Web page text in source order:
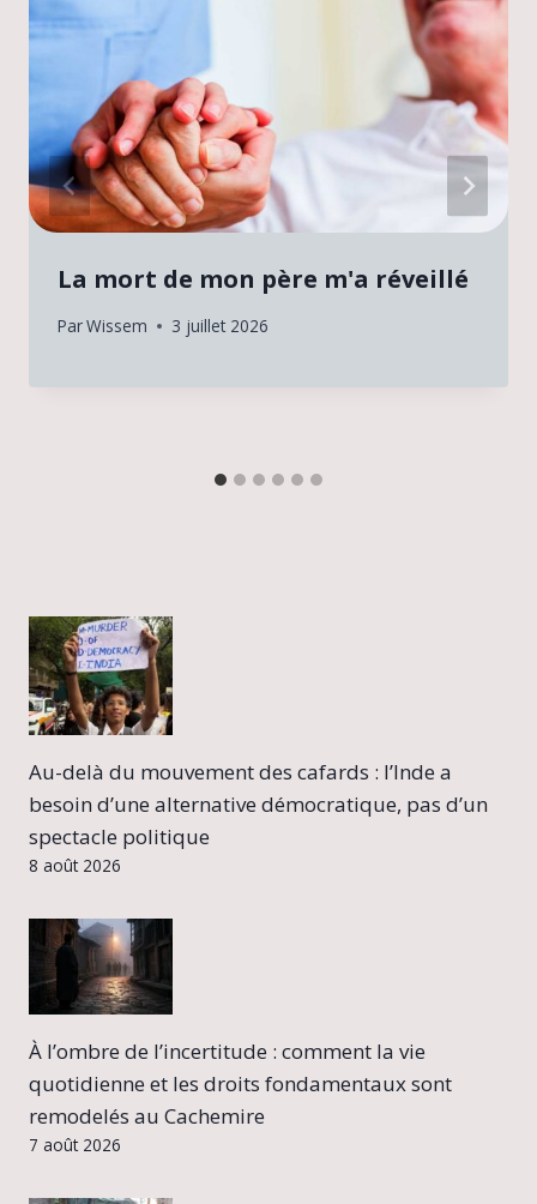
La mort de mon père m'a réveillé
ParWissem 3 juillet 2026
Au-delà du mouvement des cafards : l’Inde a
besoin d’une alternative démocratique, pas d’un
spectacle politique
8 août 2026
À l’ombre de l’incertitude : comment la vie
quotidienne et les droits fondamentaux sont
remodelés au Cachemire
7 août 2026